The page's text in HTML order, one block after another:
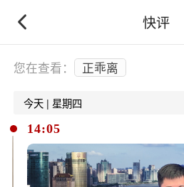
快评
下拉刷新
您在查看： 正乖离
今天 | 星期四
14:05